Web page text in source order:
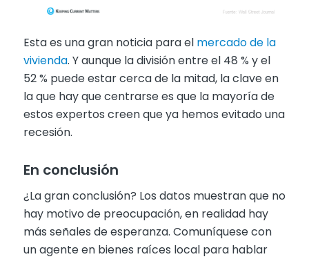
Esta es una gran noticia para el mercado de la
vivienda. Y aunque la división entre el 48 % y el
52 % puede estar cerca de la mitad, la clave en
la que hay que centrarse es que la mayoría de
estos expertos creen que ya hemos evitado una
recesión.
En conclusión
¿La gran conclusión? Los datos muestran que no
hay motivo de preocupación, en realidad hay
más señales de esperanza. Comuníquese con
un agente en bienes raíces local para hablar